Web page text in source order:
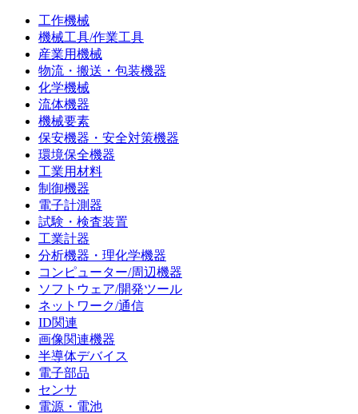
工作機械
機械工具/作業工具
産業用機械
物流・搬送・包装機器
化学機械
流体機器
機械要素
保安機器・安全対策機器
環境保全機器
工業用材料
制御機器
電子計測器
試験・検査装置
工業計器
分析機器・理化学機器
コンピューター/周辺機器
ソフトウェア/開発ツール
ネットワーク/通信
ID関連
画像関連機器
半導体デバイス
電子部品
センサ
電源・電池